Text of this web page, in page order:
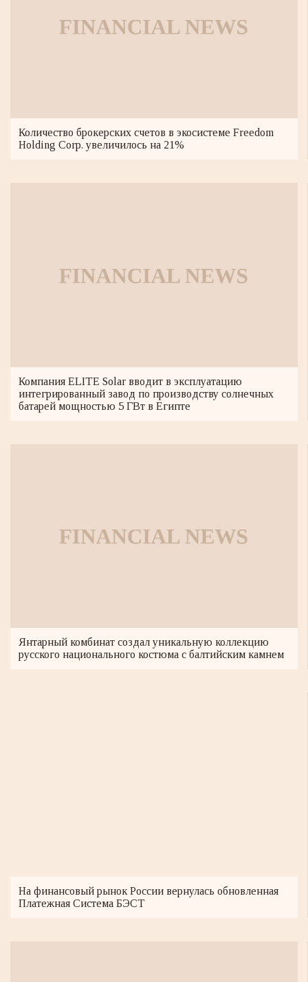
Количество брокерских счетов в экосистеме Freedom
Holding Corp. увеличилось на 21%
Компания ELITE Solar вводит в эксплуатацию
интегрированный завод по производству солнечных
батарей мощностью 5 ГВт в Египте
Янтарный комбинат создал уникальную коллекцию
русского национального костюма с балтийским камнем
На финансовый рынок России вернулась обновленная
Платежная Система БЭСТ